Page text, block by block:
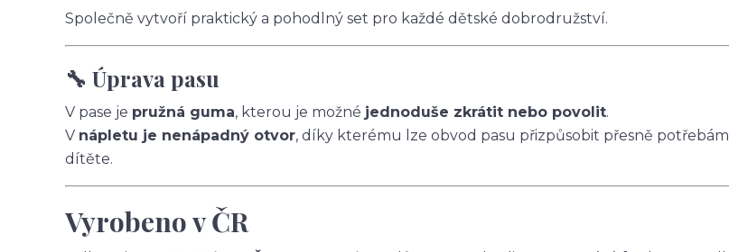
Společně vytvoří praktický a pohodlný set pro každé dětské dobrodružství.
🔧 Úprava pasu
V pase je pružná guma, kterou je možné jednoduše zkrátit nebo povolit.
V nápletu je nenápadný otvor, díky kterému lze obvod pasu přizpůsobit přesně potřebám
dítěte.
Vyrobeno v ČR